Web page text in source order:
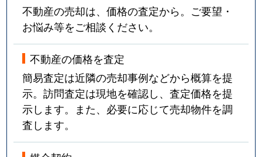
不動産の売却は、価格の査定から。ご要望・
お悩み等をご相談ください。
不動産の価格を査定
簡易査定は近隣の売却事例などから概算を提
示。訪問査定は現地を確認し、査定価格を提
示します。また、必要に応じて売却物件を調
査します。